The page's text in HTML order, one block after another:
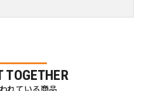
TOGETHER
れている商品